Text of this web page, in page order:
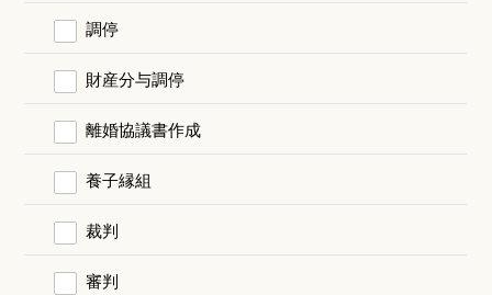
調停
財産分与調停
離婚協議書作成
養子縁組
裁判
審判